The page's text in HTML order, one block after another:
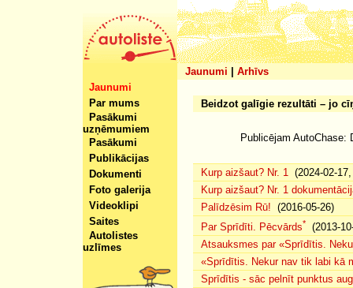
Jaunumi
Arhīvs
Jaunumi
Par mums
Pasākumi
uzņēmumiem
Pasākumi
Publikācijas
Dokumenti
Foto galerija
Videoklipi
Saites
Autolistes
uzlīmes
Beidzot galīgie rezultāti – jo
Publicējam AutoChase:
Kurp aizšaut? Nr. 1 (2024-02-
Kurp aizšaut? Nr. 1
Palīdzēsim Rū! (2016-05-26)
Par Sprīdīti. Pēcvārds*
(2013-
Atsauksmes par «Sprīdītis.
«Sprīdītis. Nekur nav tik labi kā
Sprīdītis - sāc pelnīt punktus